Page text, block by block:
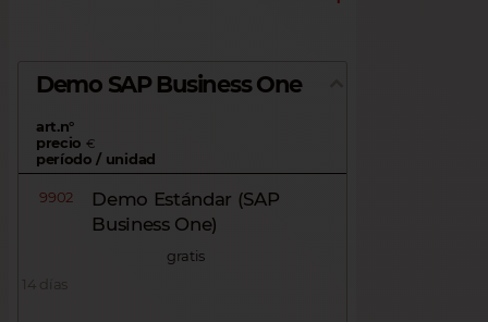
Demo SAP Business One
art.n°
precio €
período / unidad
9902
Demo Estándar (SAP
Business One)
gratis
14 días